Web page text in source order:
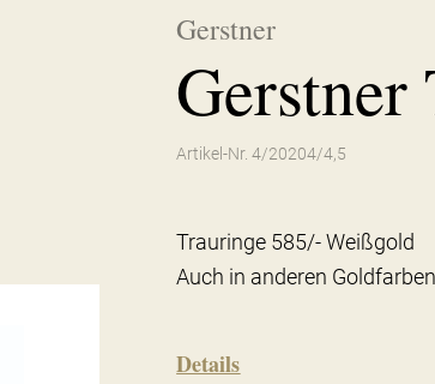
Gerstner
Gerstner
Artikel-Nr. 4/20204/4,5
Trauringe 585/- Weißgold
Auch in anderen
Details